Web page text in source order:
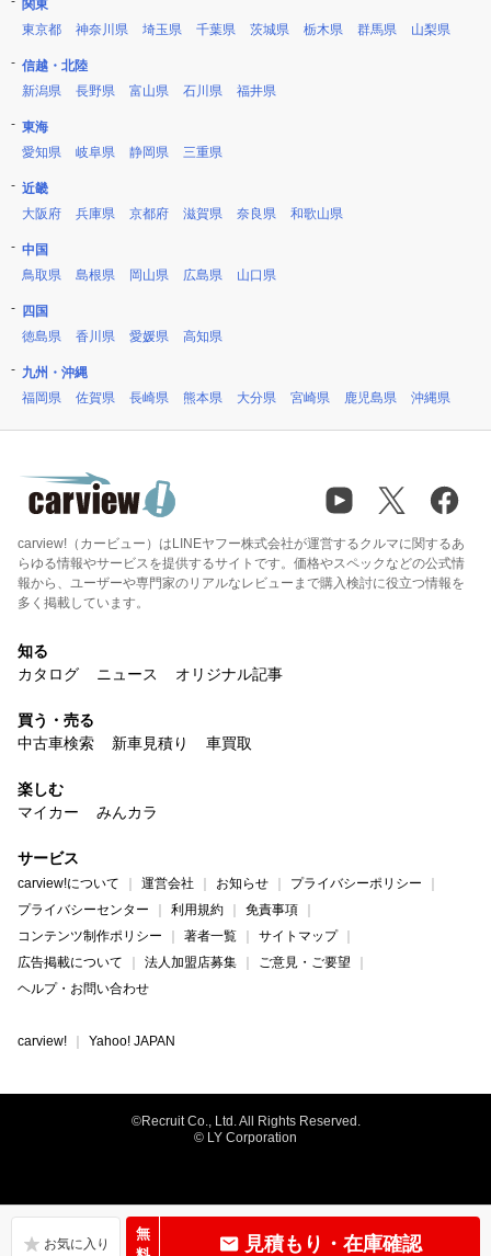
無
見積もり・在庫確認
関東
東京都
神奈川県 埼玉県 千葉県 茨城県 栃木県 群馬県 山梨県
信越・北陸
新潟県
長野県 富山県 石川県 福井県
東海
愛知県
岐阜県 静岡県 三重県
近畿
大阪府
兵庫県 京都府 滋賀県 奈良県 和歌山県
中国
鳥取県
島根県 岡山県 広島県 山口県
四国
徳島県
香川県 愛媛県 高知県
九州・沖縄
福岡県
佐賀県 長崎県 熊本県 大分県 宮崎県 鹿児島県 沖縄県
carview!（カービュー）はLINEヤフー株式会社が運営するクルマに関するあ
らゆる情報やサービスを提供するサイトです。価格やスペックなどの公式情
報から、ユーザーや専門家のリアルなレビューまで購入検討に役立つ情報を
多く掲載しています。
知る
カタログ
ニュース オリジナル記事
買う・売る
中古車検索
新車見積り 車買取
楽しむ
マイカー
みんカラ
サービス
carview!について 運営会社 お知らせ
プライバシーポリシー
プライバシーセンター
利用規約
免責事項
コンテンツ制作ポリシー
著者一覧
サイトマップ
広告掲載について
法人加盟店募集
ご意見・ご要望
ヘルプ・お問い合わせ
carview! Yahoo! JAPAN
©Recruit Co., Ltd. All Rights Reserved.
© LY Corporation